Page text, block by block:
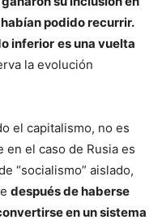
podido recurrir.
inferior es una vuelta
la evolución
el capitalismo, no es
en el caso de Rusia es
“socialismo” aislado,
después de haberse
en un sistema